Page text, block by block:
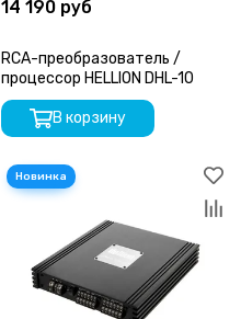
14 190 руб
RCA-преобразователь /
процессор HELLION DHL-10
В корзину